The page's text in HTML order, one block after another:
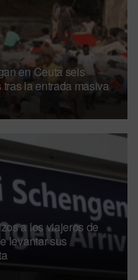
en Ceuta seis
la entrada masiva
a los viajeros de
levantar sus